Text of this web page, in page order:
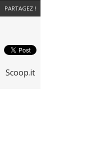
PARTAGEZ !
Scoop.it